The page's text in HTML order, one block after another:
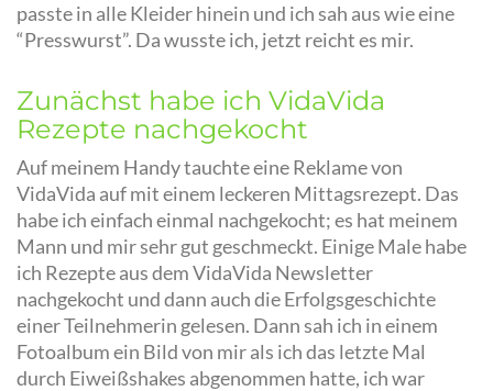
passte in alle Kleider hinein und ich sah aus wie eine
“Presswurst”. Da wusste ich, jetzt reicht es mir.
Zunächst habe ich VidaVida
Rezepte nachgekocht
Auf meinem Handy tauchte eine Reklame von
VidaVida auf mit einem leckeren Mittagsrezept. Das
habe ich einfach einmal nachgekocht; es hat meinem
Mann und mir sehr gut geschmeckt. Einige Male habe
ich Rezepte aus dem VidaVida Newsletter
nachgekocht und dann auch die Erfolgsgeschichte
einer Teilnehmerin gelesen. Dann sah ich in einem
Fotoalbum ein Bild von mir als ich das letzte Mal
durch Eiweißshakes abgenommen hatte, ich war